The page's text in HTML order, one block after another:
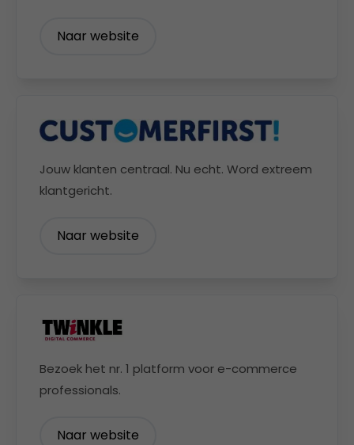
Naar website
Jouw klanten centraal. Nu echt. Word extreem
klantgericht.
Naar website
Bezoek het nr. 1 platform voor e-commerce
professionals.
Naar website